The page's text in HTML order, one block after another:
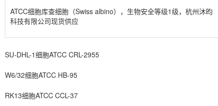
ATCC细胞库查细胞（Swiss albino），生物安全等级1级，杭州沐昀
科技有限公司现货供应
SU-DHL-1细胞ATCC CRL-2955
W6/32细胞ATCC HB-95
RK13细胞ATCC CCL-37